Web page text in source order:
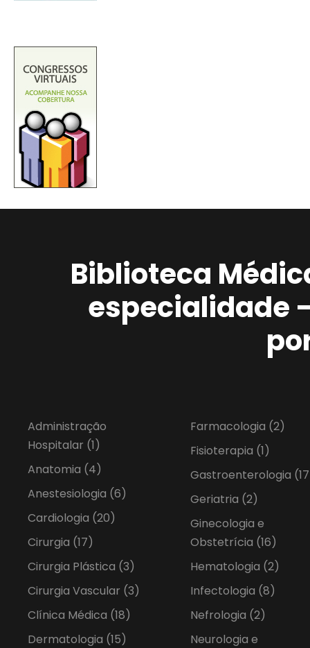
Biblioteca
especialidade
Administração
Hospitalar (1)
Anatomia (4)
Anestesiologia (6)
Cardiologia (20)
Cirurgia (17)
Cirurgia Plástica (3)
Cirurgia Vascular (3)
Clínica Médica (18)
Dermatologia (15)
Farmacologia (2)
Fisioterapia (1)
Gastroenterologia
Geriatria (2)
Ginecologia e
Obstetrícia (16)
Hematologia (2)
Infectologia (8)
Nefrologia (2)
Neurologia e